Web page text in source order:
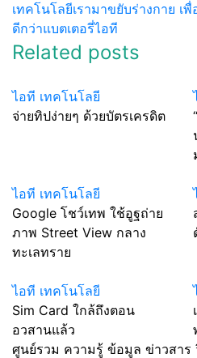
เทคโนโลยีเรามาขยับร่างกาย เ
ดีกว่าแบตเตอรี่ไอที
Related posts
ไอที เทคโนโลยี
จ่ายทิปง่ายๆ ด้วยบัตรเครดิต
ไอที เทคโนโลยี
Google โชว์เทพ ใช้อูฐถ่าย
ภาพ Street View กลาง
ทะเลทราย
ไอที เทคโนโลยี
Sim Card ใกล้ถึงตอน
อวสานแล้ว
ศูนย์รวม ความรู้ ข้อมูล ข่าวสาร